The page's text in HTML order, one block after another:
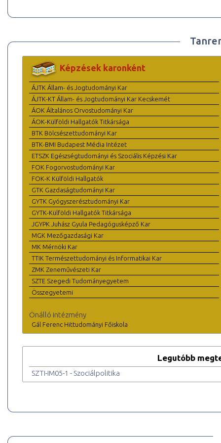
Képzések karonként
ÁJTK Állam- és Jogtudományi Kar
ÁJTK-KT Állam- és Jogtudományi Kar Kecskemét
ÁOK Általános Orvostudományi Kar
ÁOK-Külföldi Hallgatók Titkársága
BTK Bölcsészettudományi Kar
BTK-BMI Budapest Média Intézet
ETSZK Egészségtudományi és Szociális Képzési Kar
FOK Fogorvostudományi Kar
FOK-K Külföldi Hallgatók
GTK Gazdaságtudományi Kar
GYTK Gyógyszerésztudományi Kar
GYTK-Külföldi Hallgatók Titkársága
JGYPK Juhász Gyula Pedagógusképző Kar
MGK Mezőgazdasági Kar
MK Mérnöki Kar
TTIK Természettudományi és Informatikai Kar
ZMK Zeneművészeti Kar
SZTE Szegedi Tudományegyetem
Összegyetemi
Önálló intézmény
Gál Ferenc Hittudományi Főiskola
Legutóbb
SZTI-IM05-1 - Szociálpolitika